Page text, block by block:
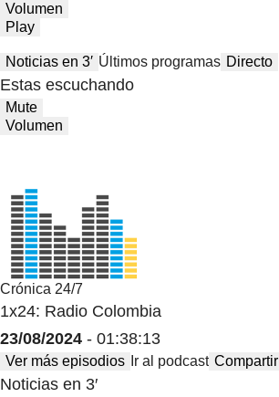
Volumen
Play
Noticias en 3′ Últimos programas Directo
Estas escuchando
Mute
Volumen
Crónica 24/7
1x24: Radio Colombia
23/08/2024 - 01:38:13
Ver más episodios Ir al podcast Compartir
Noticias en 3′